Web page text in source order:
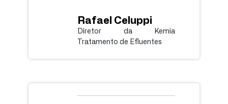
Rafael Celuppi
Diretor da Kemia
Tratamento de Efluentes